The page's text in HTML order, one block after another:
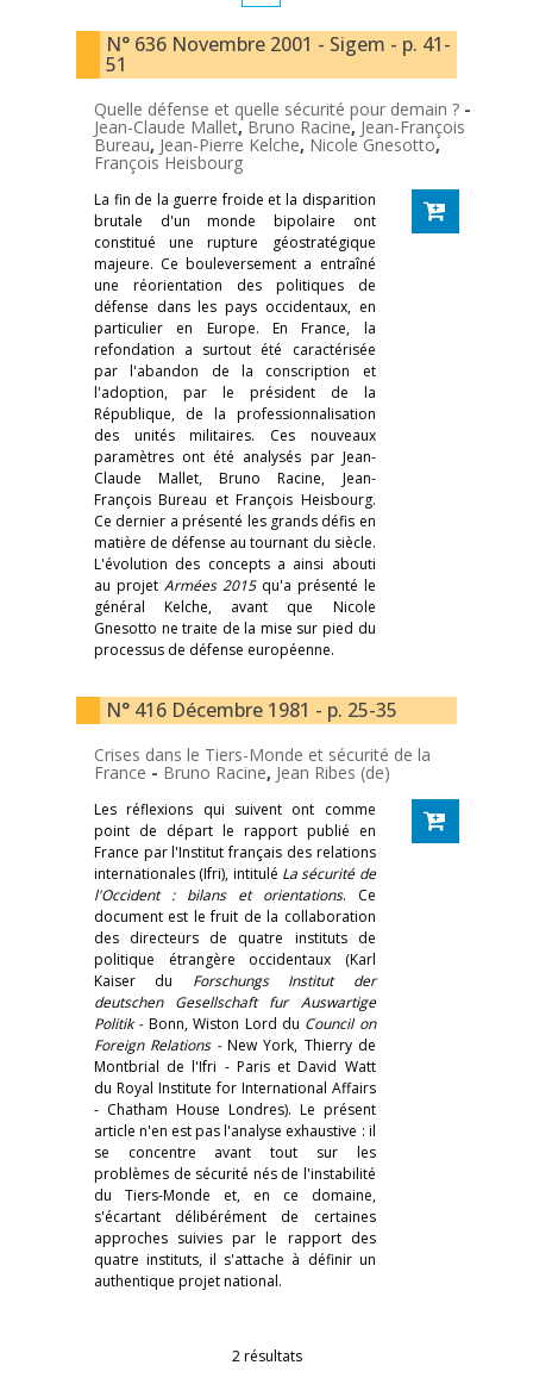
N° 636 Novembre 2001 - Sigem - p. 41-
51
Quelle défense et quelle sécurité pour demain ? -
Jean-Claude Mallet, Bruno Racine, Jean-François
Bureau, Jean-Pierre Kelche, Nicole Gnesotto,
François Heisbourg
La fin de la guerre froide et la disparition
brutale d'un monde bipolaire ont
constitué une rupture géostratégique
majeure. Ce bouleversement a entraîné
une réorientation des politiques de
défense dans les pays occidentaux, en
particulier en Europe. En France, la
refondation a surtout été caractérisée
par l'abandon de la conscription et
l'adoption, par le président de la
République, de la professionnalisation
des unités militaires. Ces nouveaux
paramètres ont été analysés par Jean-
Claude Mallet, Bruno Racine, Jean-
François Bureau et François Heisbourg.
Ce dernier a présenté les grands défis en
matière de défense au tournant du siècle.
L'évolution des concepts a ainsi abouti
au projet Armées 2015qu'a présenté le
général Kelche, avant que Nicole
Gnesotto ne traite de la mise sur pied du
processus de défense européenne.
N° 416 Décembre 1981 - p. 25-35
Crises dans le Tiers-Monde et sécurité de la
France - Bruno Racine, Jean Ribes (de)
Les réflexions qui suivent ont comme
point de départ le rapport publié en
France par l'Institut français des relations
internationales (Ifri), intitulé La sécurité de
l'Occident : bilans et orientations. Ce
document est le fruit de la collaboration
des directeurs de quatre instituts de
politique étrangère occidentaux (Karl
Kaiser du Forschungs Institut der
deutschen Gesellschaft fur Auswartige
Politik - Bonn, Wiston Lord du Council on
Foreign Relations -New York, Thierry de
Montbrial de l'Ifri - Paris et David Watt
du Royal Institute for International Affairs
- Chatham House Londres). Le présent
article n'en est pas l'analyse exhaustive : il
se concentre avant tout sur les
problèmes de sécurité nés de l'instabilité
du Tiers-Monde et, en ce domaine,
s'écartant délibérément de certaines
approches suivies par le rapport des
quatre instituts, il s'attache à définir un
authentique projet national.
2 résultats